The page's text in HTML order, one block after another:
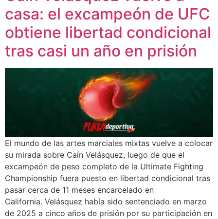
casa: el excampeón de UFC
obtiene libertad condicional
tras casi un año en prisión
El mundo de las artes marciales mixtas vuelve a colocar
su mirada sobre Caín Velásquez, luego de que el
excampeón de peso completo de la Ultimate Fighting
Championship fuera puesto en libertad condicional tras
pasar cerca de 11 meses encarcelado en
California. Velásquez había sido sentenciado en marzo
de 2025 a cinco años de prisión por su participación en